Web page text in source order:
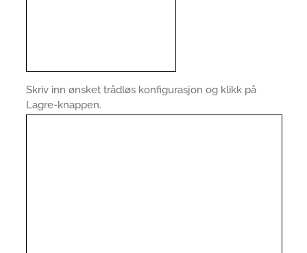
Skriv inn ønsket trådløs konfigurasjon og klikk på
Lagre-knappen.